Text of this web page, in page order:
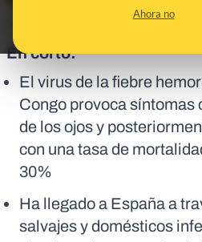
Ahora no
En corto:
El virus de la fiebre
Congo provoca síntomas
de los ojos y
con una tasa de
30%
Ha llegado a España a
salvajes y domésticos